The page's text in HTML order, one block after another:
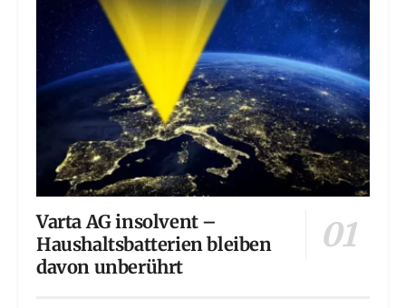
Varta AG insolvent –
Haushaltsbatterien bleiben
davon unberührt